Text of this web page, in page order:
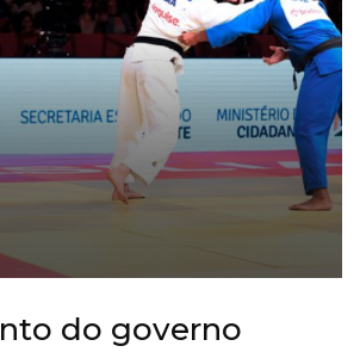
do governo